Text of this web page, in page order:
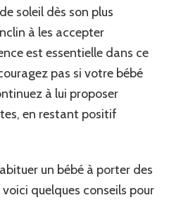
soleil dès son plus
à les accepter
est essentielle dans ce
pas si votre bébé
à lui proposer
en restant positif
un bébé à porter des
quelques conseils pour